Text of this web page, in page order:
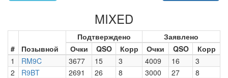
MIXED
# Позывной
Подтверждено
Заявлено
Очки
QSO Корр Очки QSO
Корр
1
RM9C 3677 15 3 4009 16
3
2
R9BT 2691 26 8 3000 27
8